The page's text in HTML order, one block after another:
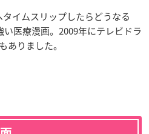
タイムスリップしたらどうなる
医療漫画。2009年にテレビドラ
ありました。